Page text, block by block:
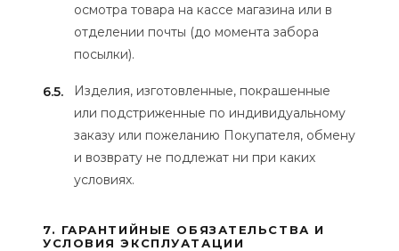
осмотра товара на кассе магазина или в
отделении почты (до момента забора
посылки).
6.5.
Изделия, изготовленные, покрашенные
или подстриженные по индивидуальному
заказу или пожеланию Покупателя, обмену
и возврату не подлежат ни при каких
условиях.
7. ГАРАНТИЙНЫЕ ОБЯЗАТЕЛЬСТВА И
УСЛОВИЯ ЭКСПЛУАТАЦИИ